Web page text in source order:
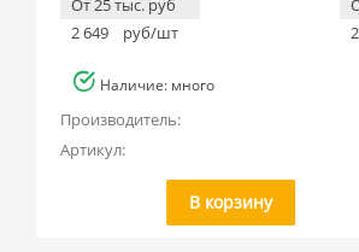
От 25 тыс. руб
2 649
руб/шт
Наличие: много
Производитель:
Артикул:
В корзину